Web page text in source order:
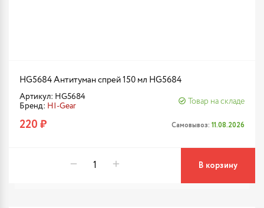
HG5684 Антитуман спрей 150 мл HG5684
Артикул: HG5684
Бренд: HI-Gear
Товар на складе
220 ₽ Самовывоз: 11.08.2026
В корзину